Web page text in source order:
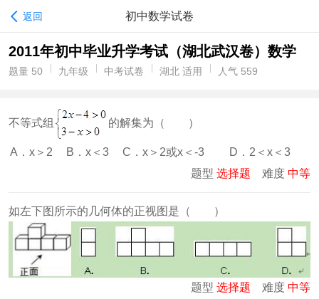
返回 初中数学试卷
2011年初中毕业升学考试（湖北武汉卷）数学
题量 50 九年级 中考试卷 湖北 适用 人气 559
不等式组 的解集为（ ）
A．x＞2 B．x＜3 C．x＞2或x＜-3
D．2＜x＜3
题型 选择题 难度 中等
如左下图所示的几何体的正视图是（ ）
题型 选择题 难度 中等